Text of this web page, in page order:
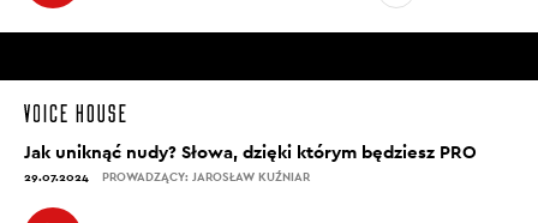
Jak uniknąć nudy? Słowa, dzięki którym będziesz PRO
29.07.2024 PROWADZĄCY: JAROSŁAW KUŹNIAR